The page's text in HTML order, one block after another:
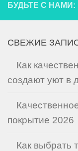
БУДЬТЕ С НАМИ:
СВЕЖИЕ
Как
создают уют в
покрытие 2026
Как выбрать